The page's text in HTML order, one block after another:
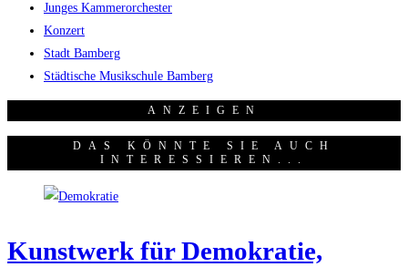
Junges Kammerorchester
Konzert
Stadt Bamberg
Städtische Musikschule Bamberg
ANZEI­GEN
DAS KÖNNTE SIE AUCH
INTERESSIEREN...
Kunst­werk für Demo­kra­tie,